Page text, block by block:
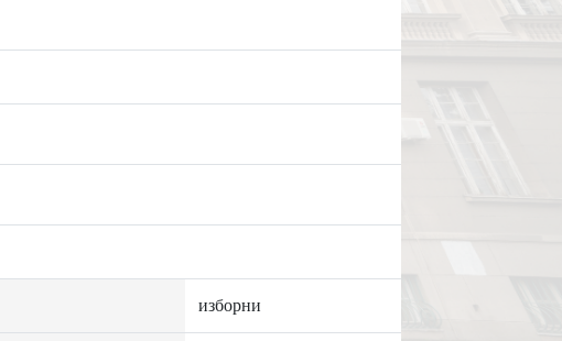
изборни